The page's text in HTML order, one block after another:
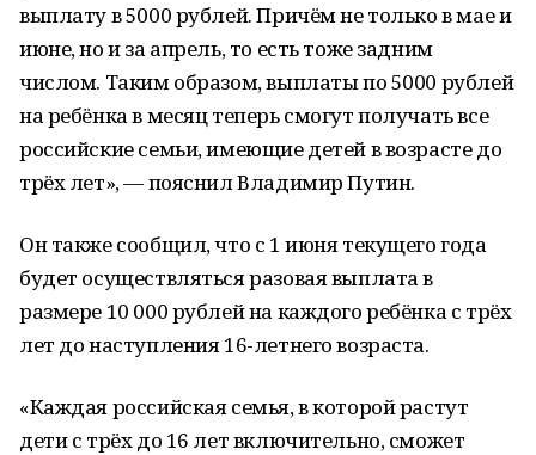
выплату в 5000 рублей. Причём не только в мае и
июне, но и за апрель, то есть тоже задним
числом. Таким образом, выплаты по 5000 рублей
на ребёнка в месяц теперь смогут получать все
российские семьи, имеющие детей в возрасте до
трёх лет», — пояснил Владимир Путин.
Он также сообщил, что с 1 июня текущего года
будет осуществляться разовая выплата в
размере 10 000 рублей на каждого ребёнка с трёх
лет до наступления 16-летнего возраста.
«Каждая российская семья, в которой растут
дети с трёх до 16 лет включительно, сможет